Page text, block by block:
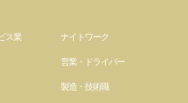
ス業 ナイトワーク
営業・ドライバー
製造・技術職